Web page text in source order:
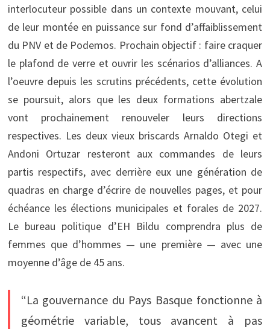
interlocuteur possible dans un contexte mouvant, celui
de leur montée en puissance sur fond d’affaiblissement
du PNV et de Podemos. Prochain objectif : faire craquer
le plafond de verre et ouvrir les scénarios d’alliances. A
l’oeuvre depuis les scrutins précédents, cette évolution
se poursuit, alors que les deux formations abertzale
vont prochainement renouveler leurs directions
respectives. Les deux vieux briscards Arnaldo Otegi et
Andoni Ortuzar resteront aux commandes de leurs
partis respectifs, avec derrière eux une génération de
quadras en charge d’écrire de nouvelles pages, et pour
échéance les élections municipales et forales de 2027.
Le bureau politique d’EH Bildu comprendra plus de
femmes que d’hommes — une première — avec une
moyenne d’âge de 45 ans.
“La gouvernance du Pays Basque fonctionne à
géométrie variable, tous avancent à pas